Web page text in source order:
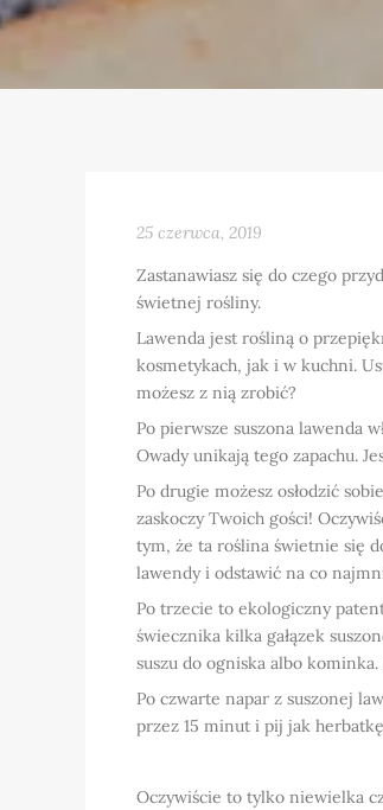
25 czerwca, 2019
Zastanawiasz się do czego
świetnej rośliny.
Lawenda jest rośliną o
kosmetykach, jak i w kuchni.
możesz z nią zrobić?
Po pierwsze suszona lawenda
Owady unikają tego zapachu.
Po drugie możesz osłodzić
zaskoczy Twoich gości!
tym, że ta roślina świetnie się
lawendy i odstawić na co
Po trzecie to ekologiczny
świecznika kilka gałązek
suszu do ogniska albo
Po czwarte napar z suszonej
przez 15 minut i pij jak
Oczywiście to tylko niewielka